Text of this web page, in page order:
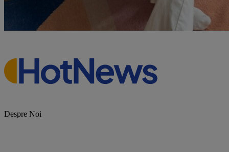
Despre Noi